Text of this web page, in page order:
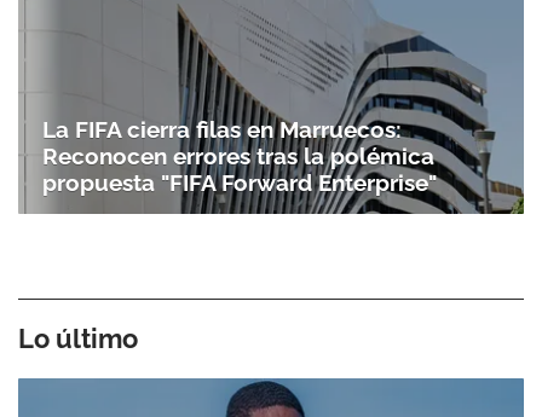
La FIFA cierra filas en Marruecos:
Reconocen errores tras la polémica
propuesta "FIFA Forward Enterprise"
Lo último